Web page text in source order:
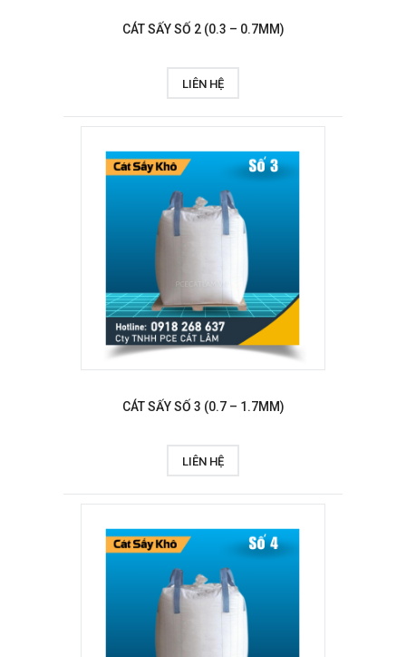
CÁT SẤY SỐ 2 (0.3 – 0.7MM)
LIÊN HỆ
CÁT SẤY SỐ 3 (0.7 – 1.7MM)
LIÊN HỆ